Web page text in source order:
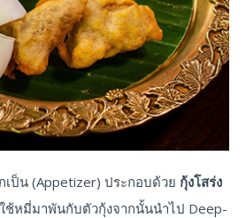
เป็น (Appetizer) ประกอบด้วย กุ้งโสร่ง
ช้หมี่มาพันกับตัวกุ้งจากนั้นนำไป Deep-